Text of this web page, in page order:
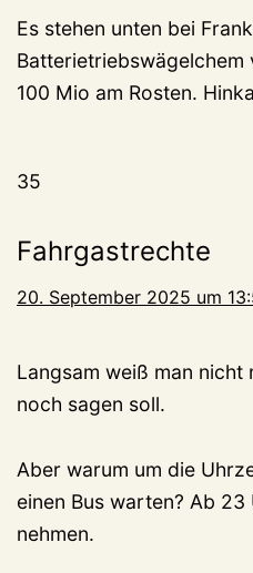
Es stehen unten bei
100 Mio am Rosten.
35
Fahrgastrechte
20. September 2025 um
Langsam weiß man nicht
noch sagen soll.
Aber warum um die
einen Bus warten? Ab 23
nehmen.